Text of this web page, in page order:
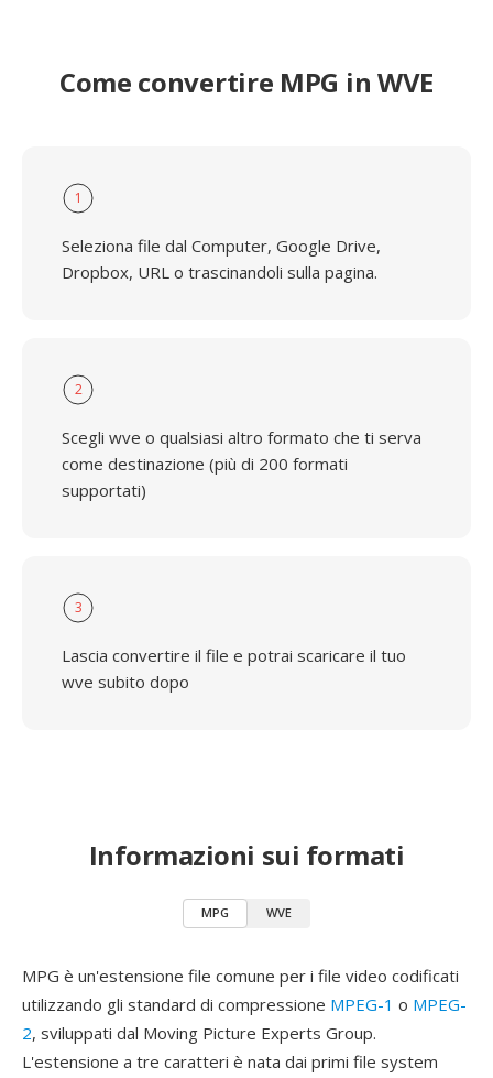
Come convertire MPG in WVE
1
Seleziona file dal Computer, Google Drive,
Dropbox, URL o trascinandoli sulla pagina.
2
Scegli wve o qualsiasi altro formato che ti serva
come destinazione (più di 200 formati
supportati)
3
Lascia convertire il file e potrai scaricare il tuo
wve subito dopo
Informazioni sui formati
MPG WVE
MPG è un'estensione file comune per i file video codificati
utilizzando gli standard di compressione MPEG-1 o MPEG-
2, sviluppati dal Moving Picture Experts Group.
L'estensione a tre caratteri è nata dai primi file system